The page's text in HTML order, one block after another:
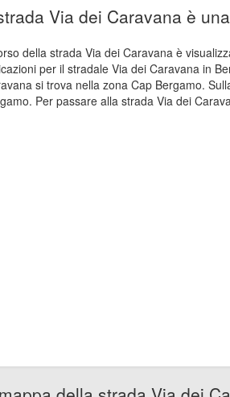
Via dei Caravana è
della strada Via dei Caravana è
per il stradale Via dei Caravana in
si trova nella zona Cap Bergamo.
Per passare alla strada Via dei